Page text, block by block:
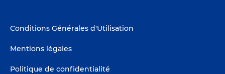
Footer
Conditions Générales d'Utilisation
Mentions légales
Politique de confidentialité